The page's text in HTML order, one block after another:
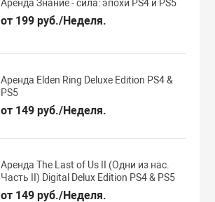
Аренда Знание - сила: эпохи PS4 и PS5
от 199 руб./Неделя.
Аренда Elden Ring Deluxe Edition PS4 &
PS5
от 149 руб./Неделя.
Аренда The Last of Us II (Одни из нас.
Часть II) Digital Delux Edition PS4 & PS5
от 149 руб./Неделя.